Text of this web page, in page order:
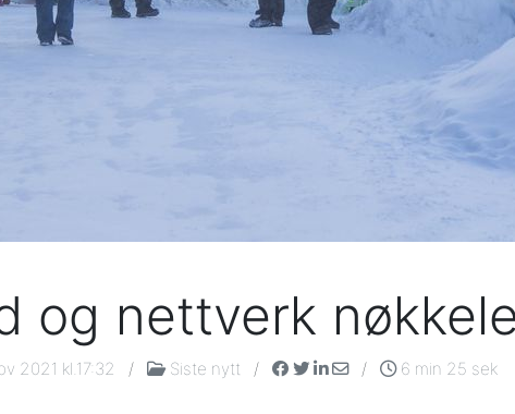
og nettverk
2021 kl.17:32 / Siste nytt / / 6 min 25 sek